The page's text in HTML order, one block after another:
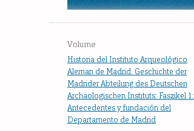
Volume
Historia del Instituto Arqueológico
Aleman de Madrid. Geschichte der
Madrider Abteilung des Deutschen
Archäologischen Instituts: Faszikel 1:
Antecedentes y fundación del
Departamento de Madrid